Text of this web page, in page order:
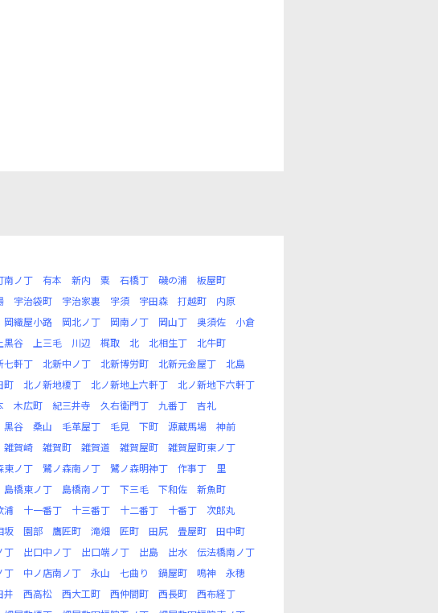
南ノ丁 有本 新内 粟 石橋丁 磯の浦
板屋町
宇治袋町 宇治家裏 宇須 宇田森 打越町
内原
岡織屋小路 岡北ノ丁 岡南ノ丁 岡山丁 奥須佐
小倉
黒谷 上三毛 川辺 梶取 北 北相生丁
北牛町
七軒丁 北新中ノ丁 北新博労町 北新元金屋丁
北島
町 北ノ新地榎丁 北ノ新地上六軒丁
北ノ新地下六軒丁
木広町 紀三井寺 久右衛門丁 九番丁
吉礼
黒谷 桑山 毛革屋丁 毛見 下町 源蔵馬場
神前
雑賀崎 雑賀町 雑賀道 雑賀屋町
雑賀屋町東ノ丁
東ノ丁 鷺ノ森南ノ丁 鷺ノ森明神丁 作事丁
里
島橋東ノ丁 島橋南ノ丁 下三毛 下和佐
新魚町
浦 十一番丁 十三番丁 十二番丁 十番丁
次郎丸
坂 園部 鷹匠町 滝畑 匠町 田尻 畳屋町
田中町
丁 出口中ノ丁 出口端ノ丁 出島 出水
伝法橋南ノ丁
丁 中ノ店南ノ丁 永山 七曲り 鍋屋町 鳴神
永穂
井 西高松 西大工町 西仲間町 西長町
西布経丁